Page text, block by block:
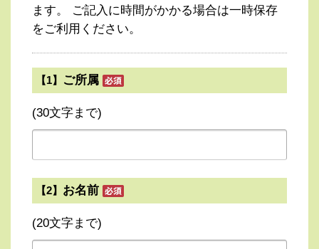
ます。 ご記入に時間がかかる場合は一時保存
をご利用ください。
【1】 ご所属
(30文字まで)
【2】 お名前
(20文字まで)